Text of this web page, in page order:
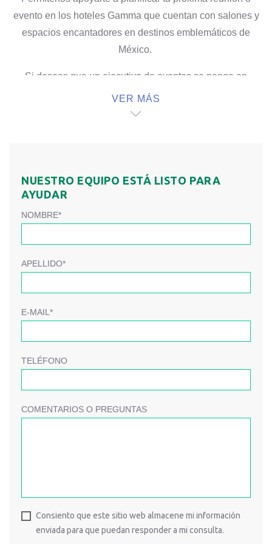
evento en los hoteles Gamma que cuentan con salones y
espacios encantadores en destinos emblemáticos de
México.
Si deseas que un ejecutivo de eventos se ponga en
contacto contigo, por favor llena el formulario.
VER MÁS
NUESTRO EQUIPO ESTÁ LISTO PARA
AYUDAR
NOMBRE*
APELLIDO*
E-MAIL*
TELÉFONO
COMENTARIOS O PREGUNTAS
Consiento que este sitio web almacene mi información
enviada para que puedan responder a mi consulta.